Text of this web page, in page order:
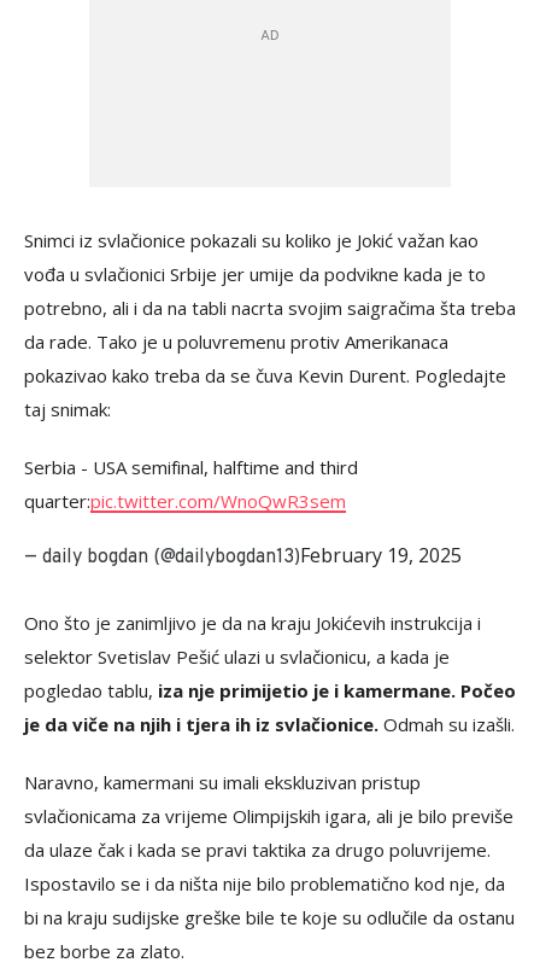
Snimci iz svlačionice pokazali su koliko je Jokić važan kao
vođa u svlačionici Srbije jer umije da podvikne kada je to
potrebno, ali i da na tabli nacrta svojim saigračima šta treba
da rade. Tako je u poluvremenu protiv Amerikanaca
pokazivao kako treba da se čuva Kevin Durent. Pogledajte
taj snimak:
Serbia - USA semifinal, halftime and third
quarter:pic.twitter.com/WnoQwR3sem
— daily bogdan (@dailybogdan13)February 19, 2025
Ono što je zanimljivo je da na kraju Jokićevih instrukcija i
selektor Svetislav Pešić ulazi u svlačionicu, a kada je
pogledao tablu, iza nje primijetio je i kamermane. Počeo
je da viče na njih i tjera ih iz svlačionice. Odmah su izašli.
Naravno, kamermani su imali ekskluzivan pristup
svlačionicama za vrijeme Olimpijskih igara, ali je bilo previše
da ulaze čak i kada se pravi taktika za drugo poluvrijeme.
Ispostavilo se i da ništa nije bilo problematično kod nje, da
bi na kraju sudijske greške bile te koje su odlučile da ostanu
bez borbe za zlato.